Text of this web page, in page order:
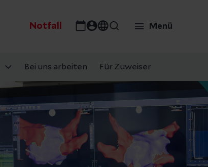
Notfall Menü
Bei uns arbeiten Für Zuweiser